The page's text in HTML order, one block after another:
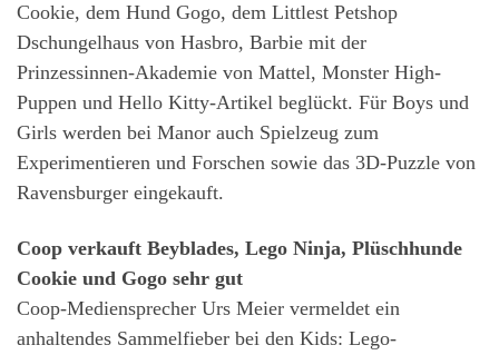
Cookie, dem Hund Gogo, dem Littlest Petshop
Dschungelhaus von Hasbro, Barbie mit der
Prinzessinnen-Akademie von Mattel, Monster High-
Puppen und Hello Kitty-Artikel beglückt. Für Boys und
Girls werden bei Manor auch Spielzeug zum
Experimentieren und Forschen sowie das 3D-Puzzle von
Ravensburger eingekauft.
Coop verkauft Beyblades, Lego Ninja, Plüschhunde
Cookie und Gogo sehr gut
Coop-Mediensprecher Urs Meier vermeldet ein
anhaltendes Sammelfieber bei den Kids: Lego-